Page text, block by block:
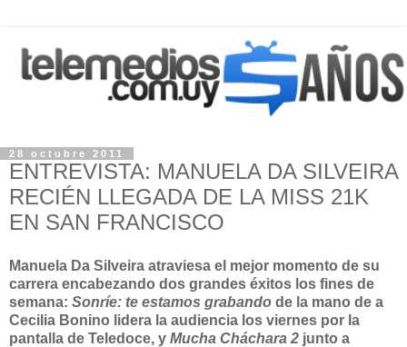
28 octubre 2011
ENTREVISTA: MANUELA DA SILVEIRA
RECIÉN LLEGADA DE LA MISS 21K
EN SAN FRANCISCO
Manuela Da Silveira atraviesa el mejor momento de su
carrera encabezando dos grandes éxitos los fines de
semana: Sonríe: te estamos grabando de la mano de a
Cecilia Bonino lidera la audiencia los viernes por la
pantalla de Teledoce, y Mucha Cháchara 2 junto a